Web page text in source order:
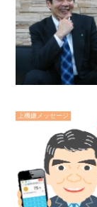
上機嫌メッセージ